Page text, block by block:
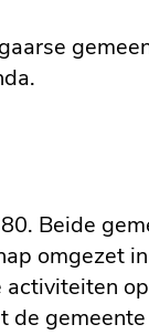
Beide
omgezet